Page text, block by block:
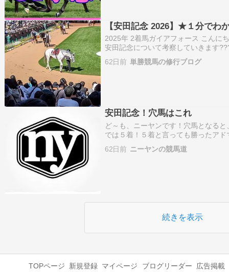
【安田記念 2026】★１分でわ
2025年 2着馬ガイアフォース こんに
安田記念について考察していきます
いない→ワールズエンドS〜 Mペー
年）①関西馬、関東馬優劣無しら過
62日前 単勝競馬の修行ブログ
安田記念！穴馬はこれ
ど～も、ニーヤンです！穴馬となる
では５着！５着と言っても勝ったア
状態での決着！９着のシャンパンカ
着のシックスペンスだけそれでオフ
62日前 ニーヤンの競馬道
続きを表示
TOPページ 新規登録 マイページ ブログリーダー
広告掲載